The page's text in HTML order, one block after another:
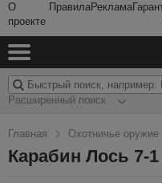
О
проекте
ПравилаРеклама
Расширенный поиск
Главная Охотничье оружие
Карабин Лось 7-